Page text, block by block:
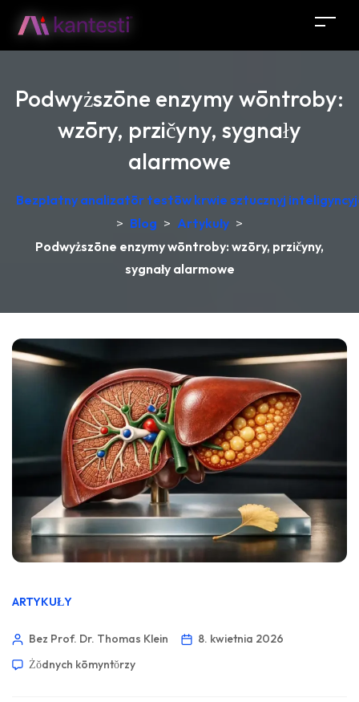
Podwyższōne enzymy wōntroby:
wzōry, przičyny, sygnały
alarmowe
Bezpłatny analizatōr testōw krwie sztucznyj
> Blog > Artykuły >
Podwyższōne enzymy wōntroby: wzōry, przičyny,
sygnały alarmowe
ARTYKUŁY
Bez Prof. Dr. Thomas Klein
8. kwietnia 2026
Żŏdnych kōmyntŏrzy